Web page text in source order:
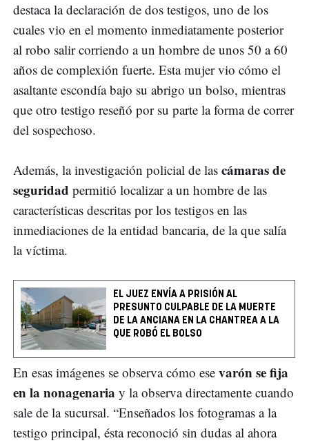
destaca la declaración de dos testigos, uno de los
cuales vio en el momento inmediatamente posterior
al robo salir corriendo a un hombre de unos 50 a 60
años de complexión fuerte. Esta mujer vio cómo el
asaltante escondía bajo su abrigo un bolso, mientras
que otro testigo reseñó por su parte la forma de correr
del sospechoso.
Además, la investigación policial de las cámaras de
seguridad permitió localizar a un hombre de las
características descritas por los testigos en las
inmediaciones de la entidad bancaria, de la que salía
la víctima.
EL JUEZ ENVÍA A PRISIÓN AL
PRESUNTO CULPABLE DE LA MUERTE
DE LA ANCIANA EN LA CHANTREA A LA
QUE ROBÓ EL BOLSO
En esas imágenes se observa cómo ese varón se fija
en la nonagenaria y la observa directamente cuando
sale de la sucursal. “Enseñados los fotogramas a la
testigo principal, ésta reconoció sin dudas al ahora